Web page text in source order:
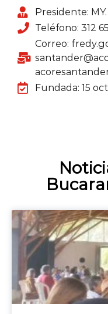
Presidente:
Teléfono: 312
Correo:
Fundada: 15